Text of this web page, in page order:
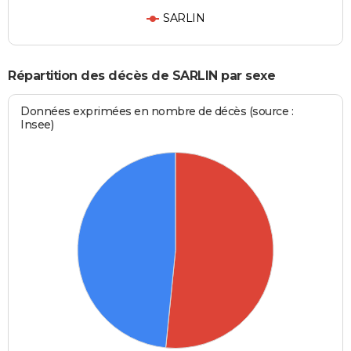
SARLIN
Répartition des décès de SARLIN par sexe
Données exprimées en nombre de décès (source :
Insee)